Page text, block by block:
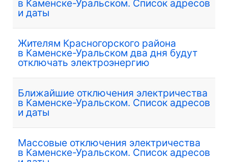
в Каменске-Уральском. Список адресов
и даты
Жителям Красногорского района
в Каменске-Уральском два дня будут
отключать электроэнергию
Ближайшие отключения электричества
в Каменске-Уральском. Список адресов
и даты
Массовые отключения электричества
в Каменске-Уральском. Список адресов